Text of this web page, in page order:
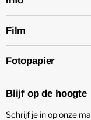
Film
Fotopapier
Blijf op de hoogte
Schrijf je in op onze